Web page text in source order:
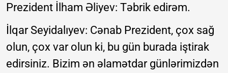
Prezident İlham Əliyev: Təbrik edirəm.
İlqar Seyidalıyev: Cənab Prezident, çox sağ
olun, çox var olun ki, bu gün burada iştirak
edirsiniz. Bizim ən əlamətdar günlərimizdən